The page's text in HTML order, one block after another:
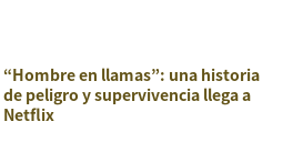
“Hombre en llamas”: una historia
de peligro y supervivencia llega a
Netflix